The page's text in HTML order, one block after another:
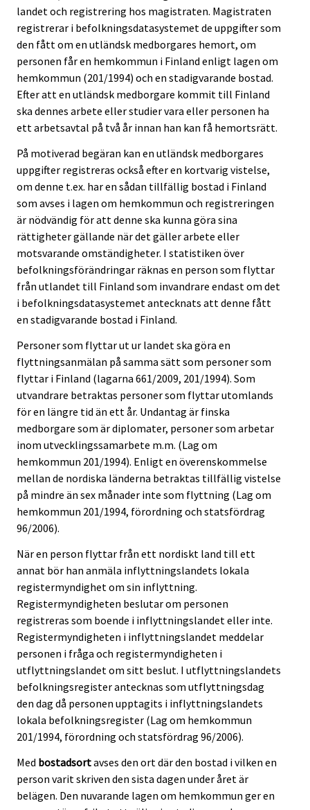
landet och registrering hos magistraten. Magistraten
registrerar i befolkningsdatasystemet de uppgifter som
den fått om en utländsk medborgares hemort, om
personen får en hemkommun i Finland enligt lagen om
hemkommun (201/1994) och en stadigvarande bostad.
Efter att en utländsk medborgare kommit till Finland
ska dennes arbete eller studier vara eller personen ha
ett arbetsavtal på två år innan han kan få hemortsrätt.
På motiverad begäran kan en utländsk medborgares
uppgifter registreras också efter en kortvarig vistelse,
om denne t.ex. har en sådan tillfällig bostad i Finland
som avses i lagen om hemkommun och registreringen
är nödvändig för att denne ska kunna göra sina
rättigheter gällande när det gäller arbete eller
motsvarande omständigheter. I statistiken över
befolkningsförändringar räknas en person som flyttar
från utlandet till Finland som invandrare endast om det
i befolkningsdatasystemet antecknats att denne fått
en stadigvarande bostad i Finland.
Personer som flyttar ut ur landet ska göra en
flyttningsanmälan på samma sätt som personer som
flyttar i Finland (lagarna 661/2009, 201/1994). Som
utvandrare betraktas personer som flyttar utomlands
för en längre tid än ett år. Undantag är finska
medborgare som är diplomater, personer som arbetar
inom utvecklingssamarbete m.m. (Lag om
hemkommun 201/1994). Enligt en överenskommelse
mellan de nordiska länderna betraktas tillfällig vistelse
på mindre än sex månader inte som flyttning (Lag om
hemkommun 201/1994, förordning och statsfördrag
96/2006).
När en person flyttar från ett nordiskt land till ett
annat bör han anmäla inflyttningslandets lokala
registermyndighet om sin inflyttning.
Registermyndigheten beslutar om personen
registreras som boende i inflyttningslandet eller inte.
Registermyndigheten i inflyttningslandet meddelar
personen i fråga och registermyndigheten i
utflyttningslandet om sitt beslut. I utflyttningslandets
befolkningsregister antecknas som utflyttningsdag
den dag då personen upptagits i inflyttningslandets
lokala befolkningsregister (Lag om hemkommun
201/1994, förordning och statsfördrag 96/2006).
Med bostadsortavses den ort där den bostad i vilken en
person varit skriven den sista dagen under året är
belägen. Den nuvarande lagen om hemkommun ger en